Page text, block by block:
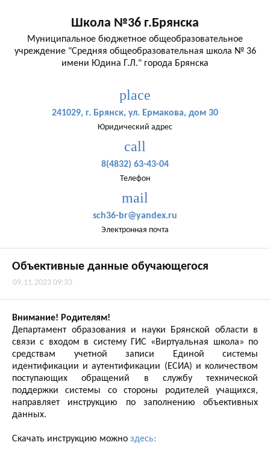
Школа №36 г.Брянска
Муниципальное бюджетное общеобразовательное
учреждение "Средняя общеобразовательная школа № 36
имени Юдина Г.Л." города Брянска
place
241029, г. Брянск, ул. Ермакова, дом 30
Юридический адрес
call
8(4832) 63-43-04
Телефон
mail
sch36-br@yandex.ru
Электронная почта
Объективные данные обучающегося
09.11.2023 09:33
Внимание! Родителям!
Департамент образования и науки Брянской области в
связи с входом в систему ГИС «Виртуальная школа» по
средствам учетной записи Единой системы
идентификации и аутентификации (ЕСИА) и количеством
поступающих обращений в службу технической
поддержки системы со стороны родителей учащихся,
направляет инструкцию по заполнению объективных
данных.
Скачать инструкцию можно здесь: